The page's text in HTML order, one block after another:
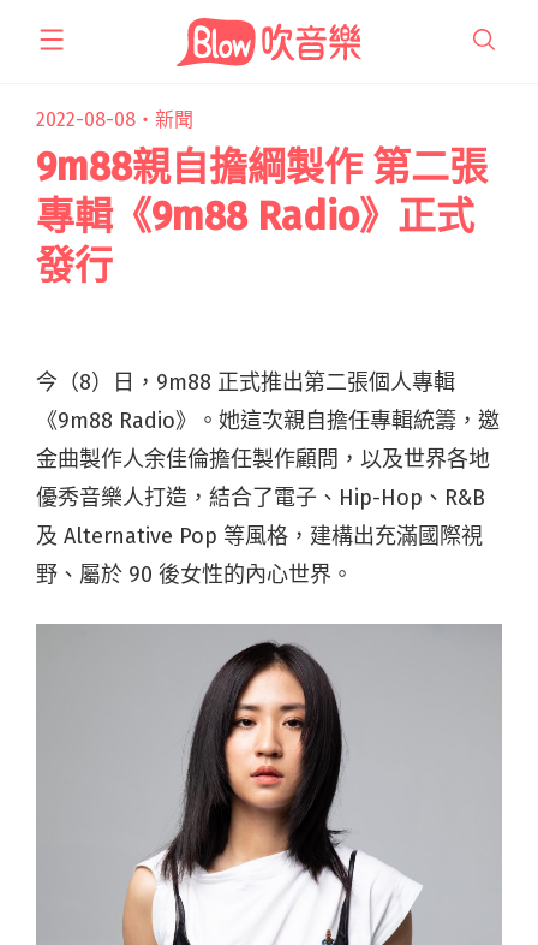
2022-08-08・ 新聞
9m88親自擔綱製作 第二張
專輯《9m88 Radio》正式
發行
今（8）日，9m88 正式推出第二張個人專輯
《9m88 Radio》。她這次親自擔任專輯統籌，邀
金曲製作人余佳倫擔任製作顧問，以及世界各地
優秀音樂人打造，結合了電子、Hip-Hop、R&B
及 Alternative Pop 等風格，建構出充滿國際視
野、屬於 90 後女性的內心世界。